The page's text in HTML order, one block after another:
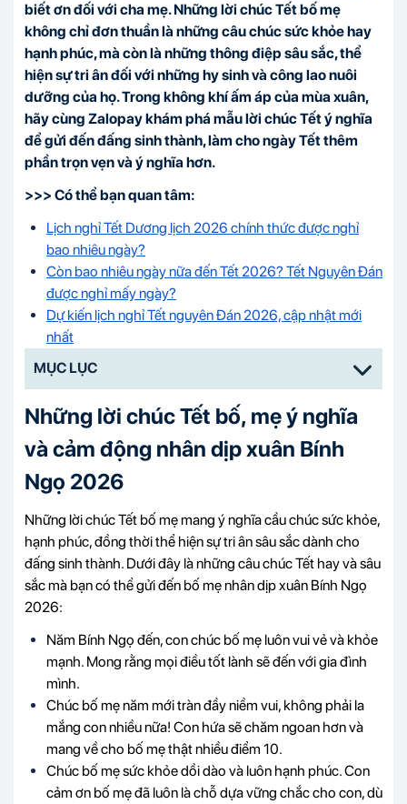
biết ơn đối với cha mẹ. Những lời chúc Tết bố mẹ
không chỉ đơn thuần là những câu chúc sức khỏe hay
hạnh phúc, mà còn là những thông điệp sâu sắc, thể
hiện sự tri ân đối với những hy sinh và công lao nuôi
dưỡng của họ. Trong không khí ấm áp của mùa xuân,
hãy cùng Zalopay khám phá mẫu lời chúc Tết ý nghĩa
để gửi đến đấng sinh thành, làm cho ngày Tết thêm
phần trọn vẹn và ý nghĩa hơn.
>>> Có thể bạn quan tâm:
Lịch nghỉ Tết Dương lịch 2026 chính thức được nghỉ
bao nhiêu ngày?
Còn bao nhiêu ngày nữa đến Tết 2026? Tết Nguyên Đán
được nghỉ mấy ngày?
Dự kiến lịch nghỉ Tết nguyên Đán 2026, cập nhật mới
nhất
MỤC LỤC
Những lời chúc Tết bố, mẹ ý nghĩa
và cảm động nhân dịp xuân Bính
Ngọ 2026
Những lời chúc Tết bố mẹ mang ý nghĩa cầu chúc sức khỏe,
hạnh phúc, đồng thời thể hiện sự tri ân sâu sắc dành cho
đấng sinh thành. Dưới đây là những câu chúc Tết hay và sâu
sắc mà bạn có thể gửi đến bố mẹ nhân dịp xuân Bính Ngọ
2026:
Năm Bính Ngọ đến, con chúc bố mẹ luôn vui vẻ và khỏe
mạnh. Mong rằng mọi điều tốt lành sẽ đến với gia đình
mình.
Chúc bố mẹ năm mới tràn đầy niềm vui, không phải la
mắng con nhiều nữa! Con hứa sẽ chăm ngoan hơn và
mang về cho bố mẹ thật nhiều điểm 10.
Chúc bố mẹ sức khỏe dồi dào và luôn hạnh phúc. Con
cảm ơn bố mẹ đã luôn là chỗ dựa vững chắc cho con, dù